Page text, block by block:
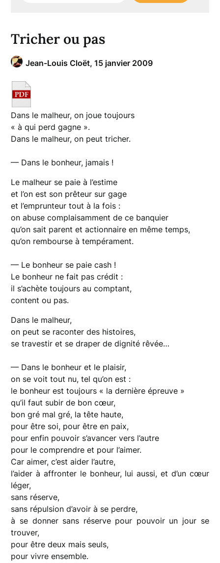
Tricher ou pas
Jean-Louis Cloët,15 janvier 2009
Dans le malheur, on joue toujours
« à qui perd gagne ».
Dans le malheur, on peut tricher.
— Dans le bonheur, jamais !
Le malheur se paie à l’estime
et l’on est son prêteur sur gage
et l’emprunteur tout à la fois :
on abuse complaisamment de ce banquier
qu’on sait parent et actionnaire en même temps,
qu’on rembourse à tempérament.
— Le bonheur se paie cash !
Le bonheur ne fait pas crédit :
il s’achète toujours au comptant,
content ou pas.
Dans le malheur,
on peut se raconter des histoires,
se travestir et se draper de dignité rêvée…
— Dans le bonheur et le plaisir,
on se voit tout nu, tel qu’on est :
le bonheur est toujours « la dernière épreuve »
qu’il faut subir de bon cœur,
bon gré mal gré, la tête haute,
pour être soi, pour être en paix,
pour enfin pouvoir s’avancer vers l’autre
pour le comprendre et pour l’aimer.
Car aimer, c’est aider l’autre,
l’aider à affronter le bonheur, lui aussi, et d’un cœur
léger,
sans réserve,
sans répulsion d’avoir à se perdre,
à se donner sans réserve pour pouvoir un jour se
trouver,
pour être deux mais seuls,
pour vivre ensemble.